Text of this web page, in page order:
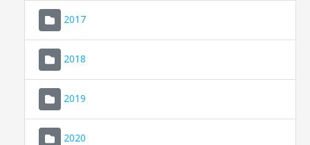
2017
2018
2019
2020